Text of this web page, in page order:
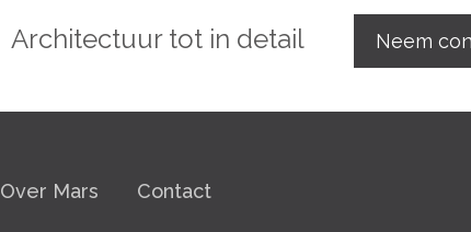
Architectuur tot in detail Neem
Over Mars Contact